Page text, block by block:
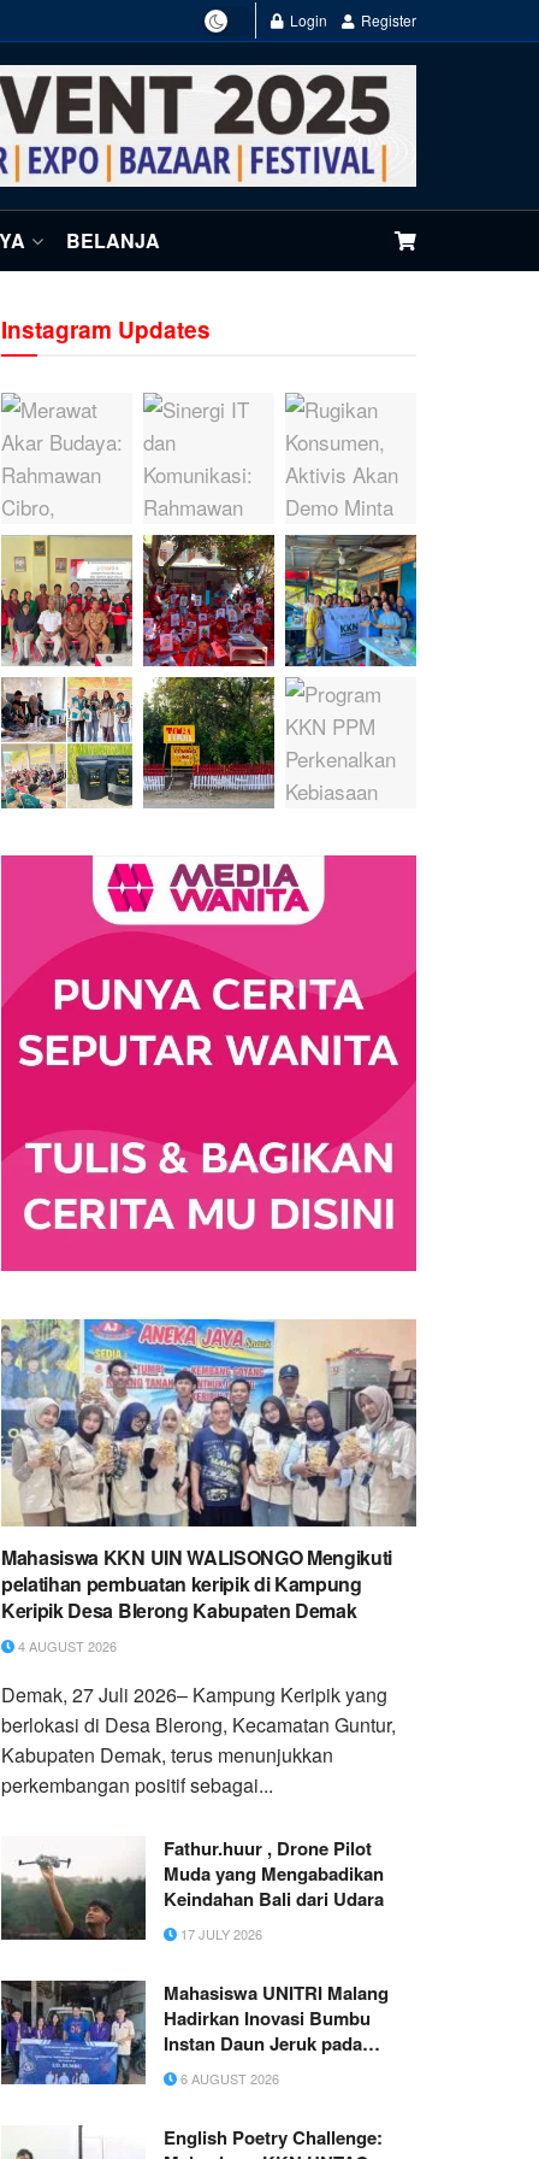
Login Register
BELANJA
Instagram Updates
Mahasiswa KKN UIN WALISONGO Mengikuti
pelatihan pembuatan keripik di Kampung
Keripik Desa Blerong Kabupaten Demak
4 AUGUST 2026
Demak, 27 Juli 2026– Kampung Keripik yang
berlokasi di Desa Blerong, Kecamatan Guntur,
Kabupaten Demak, terus menunjukkan
perkembangan positif sebagai...
Fathur.huur , Drone Pilot
Muda yang Mengabadikan
Keindahan Bali dari Udara
17 JULY 2026
Mahasiswa UNITRI Malang
Hadirkan Inovasi Bumbu
Instan Daun Jeruk pada
UMKM Empon-Empon
Sumber Koyo
6 AUGUST 2026
English Poetry Challenge: